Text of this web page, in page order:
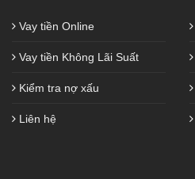
Vay tiền Online
Vay tiền Không Lãi Suất
Kiểm tra nợ xấu
Liên hệ